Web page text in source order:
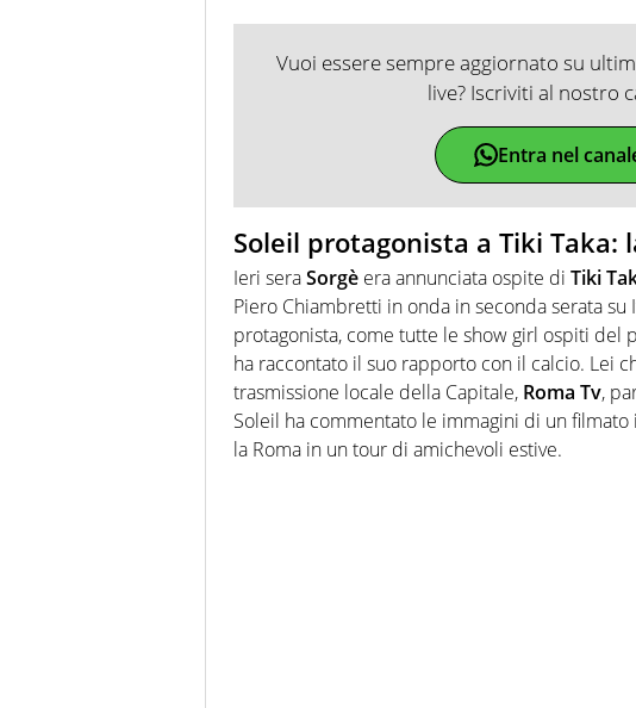
Vuoi essere sempre aggiornato su
live? Iscriviti al nostro
Entra nel
Soleil protagonista a Tiki
Ieri seraSorgè era annunciata ospite di Tiki
Piero Chiambretti in onda in seconda serata
protagonista, come tutte le show girl ospiti del
ha raccontato il suo rapporto con il calcio. Lei
trasmissione locale della Capitale, Roma Tv,
Soleil ha commentato le immagini di un
la Roma in un tour di amichevoli estive.